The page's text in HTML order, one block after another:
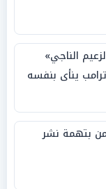
الناجي»
ينأى بنفسه
بتهمة نشر